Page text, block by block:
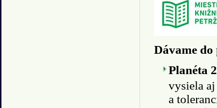
Dávame
Planéta
vysiela
a